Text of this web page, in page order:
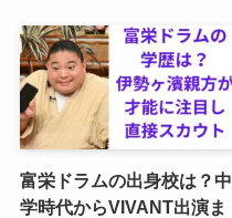
富栄ドラムの出身校は？中
学時代からVIVANT出演ま